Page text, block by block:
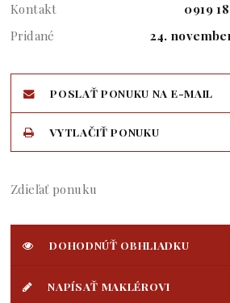
Kontakt
0919
Pridané
24.
POSLAŤ PONUKU NA E-MAIL
VYTLAČIŤ PONUKU
Zdieľať ponuku
DOHODNÚŤ OBHLIADKU
NAPÍSAŤ MAKLÉROVI